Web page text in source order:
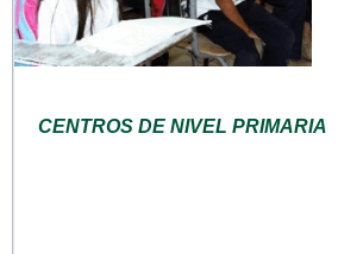
CENTROS DE NIVEL PRIMARIA